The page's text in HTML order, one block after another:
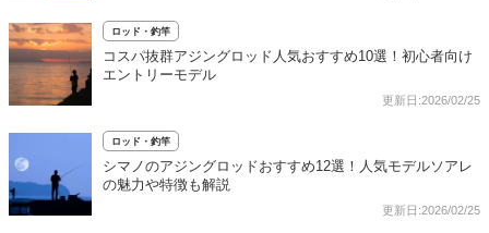
ロッド・釣竿
コスパ抜群アジングロッド人気おすすめ10選！初心者向け
エントリーモデル
更新日:2026/02/25
ロッド・釣竿
シマノのアジングロッドおすすめ12選！人気モデルソアレ
の魅力や特徴も解説
更新日:2026/02/25